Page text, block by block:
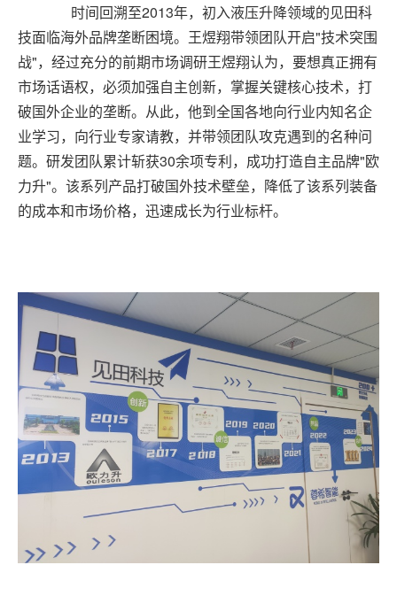
时间回溯至2013年，初入液压升降领域的见田科
技面临海外品牌垄断困境。王煜翔带领团队开启"技术突围
战"，经过充分的前期市场调研王煜翔认为，要想真正拥有
市场话语权，必须加强自主创新，掌握关键核心技术，打
破国外企业的垄断。 从此，他到全国各地向行业内知名企
业学习，向行业专家请教，并带领团队攻克遇到的名种问
题。研发团队累计斩获30余项专利，成功打造自主品牌"欧
力升"。该系列产品打破国外技术壁垒，降低了该系列装备
的成本和市场价格，迅速成长为行业标杆。